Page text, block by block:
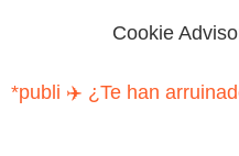
Cookie
*publi ✈️ ¿Te han